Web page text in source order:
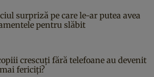
surpriză pe care le-ar putea avea
pentru slăbit
crescuți fără telefoane au devenit
fericiți?